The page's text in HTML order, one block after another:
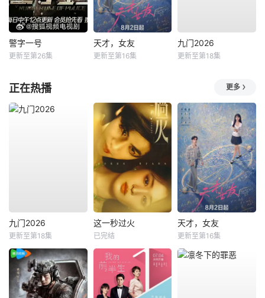
警字一号
更新至第26集
天才，女友
更新至第16集
九门2026
更新至第18集
正在热播 更多
九门2026
更新至第18集
这一秒过火
已完结
天才，女友
更新至第16集